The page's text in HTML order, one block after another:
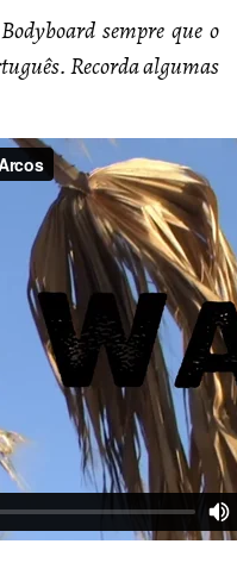
sempre que o
Recorda algumas